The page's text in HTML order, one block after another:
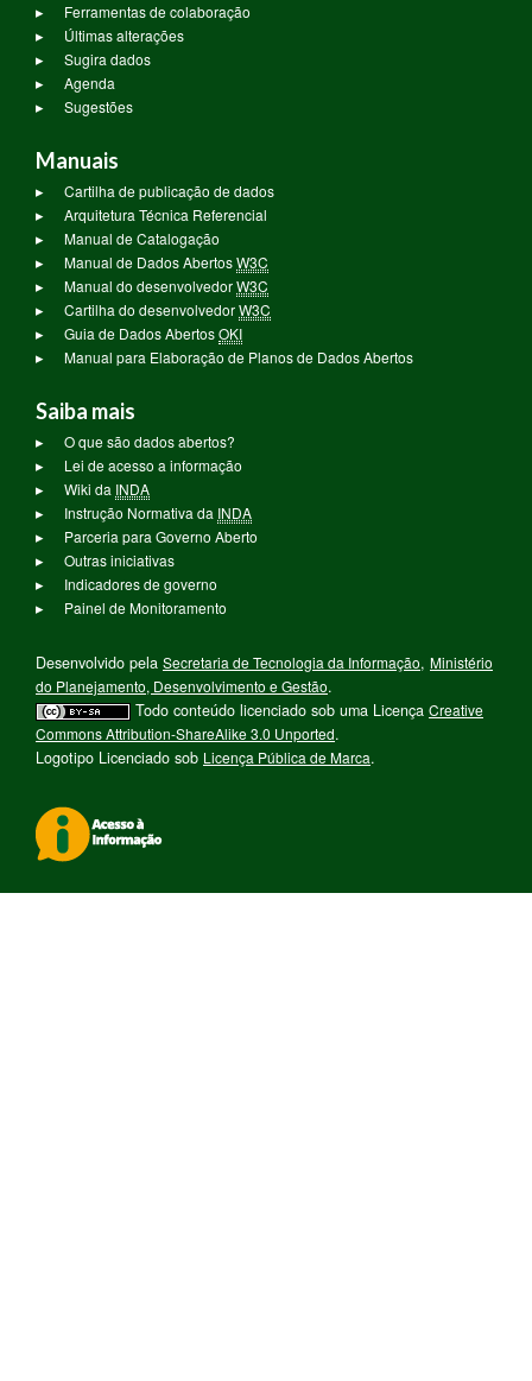
Ferramentas de colaboração
Últimas alterações
Sugira dados
Agenda
Sugestões
Manuais
Cartilha de publicação de dados
Arquitetura Técnica Referencial
Manual de Catalogação
Manual de Dados AbertosW3C
Manual do desenvolvedorW3C
Cartilha do desenvolvedorW3C
Guia de Dados AbertosOKI
Manual para Elaboração de Planos de Dados Abertos
Saiba mais
O que são dados abertos?
Lei de acesso a informação
Wiki da INDA
Instrução Normativa da INDA
Parceria para Governo Aberto
Outras iniciativas
Indicadores de governo
Painel de Monitoramento
Desenvolvido pela Secretaria de Tecnologia da Informação, Ministério
do Planejamento, Desenvolvimento e Gestão.
Todo conteúdo licenciado sob uma Licença Creative
Commons Attribution-ShareAlike 3.0 Unported.
Logotipo Licenciado sob Licença Pública de Marca.